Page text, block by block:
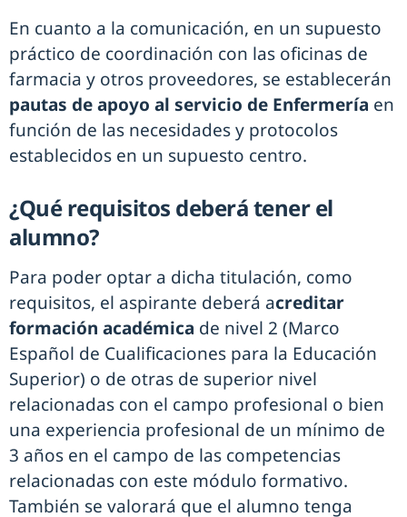
En cuanto a la comunicación, en un supuesto
práctico de coordinación con las oficinas de
farmacia y otros proveedores, se establecerán
pautas de apoyo al servicio de Enfermería en
función de las necesidades y protocolos
establecidos en un supuesto centro.
¿Qué requisitos deberá tener el
alumno?
Para poder optar a dicha titulación, como
requisitos, el aspirante deberá acreditar
formación académica de nivel 2 (Marco
Español de Cualificaciones para la Educación
Superior) o de otras de superior nivel
relacionadas con el campo profesional o bien
una experiencia profesional de un mínimo de
3 años en el campo de las competencias
relacionadas con este módulo formativo.
También se valorará que el alumno tenga